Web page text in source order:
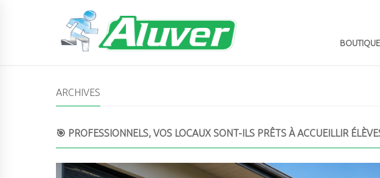
BOUTIQUE
ARCHIVES
🎯 PROFESSIONNELS, VOS LOCAUX SONT-ILS PRÊTS À ACCUEILLIR